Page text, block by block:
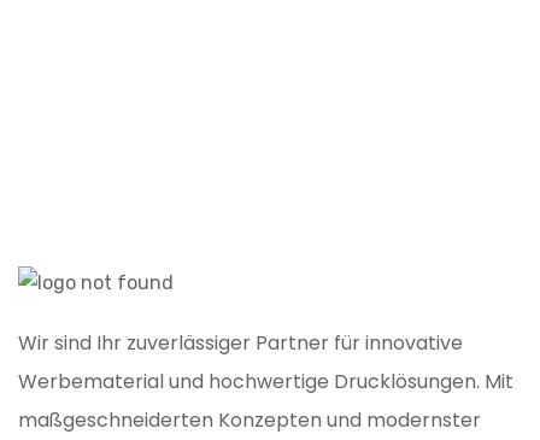
Wir sind Ihr zuverlässiger Partner für innovative
Werbematerial und hochwertige Drucklösungen. Mit
maßgeschneiderten Konzepten und modernster